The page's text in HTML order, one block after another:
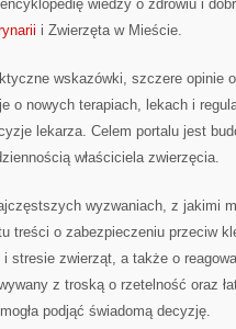
wiedzy o zdrowiu i
i Zwierzęta w Mieście.
wskazówki, szczere opinie
o nowych terapiach, lekach i
lekarza. Celem portalu jest
właściciela zwierzęcia.
wyzwaniach, z jakimi
treści o zabezpieczeniu przeciw
stresie zwierząt, a także o
z troską o rzetelność oraz
podjąć świadomą decyzję.